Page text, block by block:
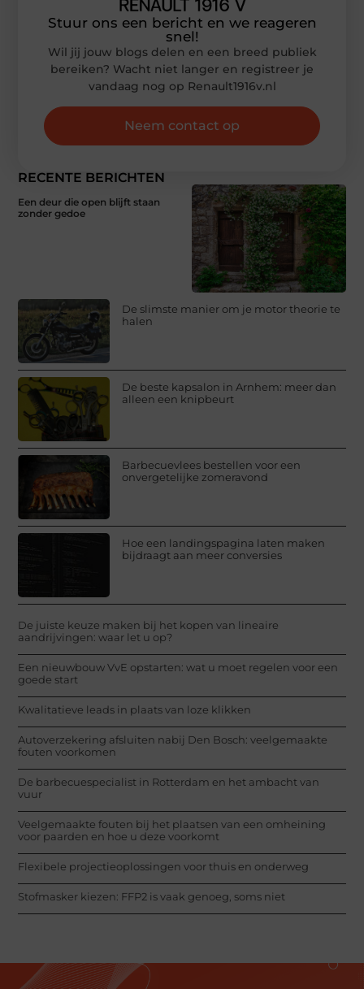
RECENTE BERICHTEN
Een deur die open blijft staan
zonder gedoe
De slimste manier om je motor theorie te
halen
De beste kapsalon in Arnhem: meer dan
alleen een knipbeurt
Barbecuevlees bestellen voor een
onvergetelijke zomeravond
Hoe een landingspagina laten maken
bijdraagt aan meer conversies
De juiste keuze maken bij het kopen van lineaire
aandrijvingen: waar let u op?
Een nieuwbouw VvE opstarten: wat u moet regelen voor een
goede start
Kwalitatieve leads in plaats van loze klikken
Autoverzekering afsluiten nabij Den Bosch: veelgemaakte
fouten voorkomen
De barbecuespecialist in Rotterdam en het ambacht van
vuur
Veelgemaakte fouten bij het plaatsen van een omheining
voor paarden en hoe u deze voorkomt
Flexibele projectieoplossingen voor thuis en onderweg
Stofmasker kiezen: FFP2 is vaak genoeg, soms niet
Stuur ons een bericht en we reageren
snel!
Wil jij jouw blogs delen en een breed publiek
bereiken? Wacht niet langer en registreer je
vandaag nog op Renault1916v.nl
Neem contact op